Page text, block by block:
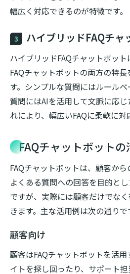
幅広く対応できるのが特徴です。
3 ハイブリッドFAQチャ
ハイブリッドFAQチャットボッ
FAQチャットボットの両方の特
す。シンプルな質問にはルール
質問にはAIを活用して文脈に応
れにより、幅広いFAQに柔軟に対
FAQチャットボット
FAQチャットボットは、顧客か
よくある質問への回答を目的と
ですが、実際には顧客だけでな
きます。主な活用例は次の通りで
顧客向け
顧客はFAQチャットボットを活
イトを探し回ったり、サポート